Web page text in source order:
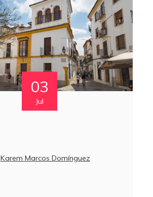
03
Jul
Karem Marcos Domínguez